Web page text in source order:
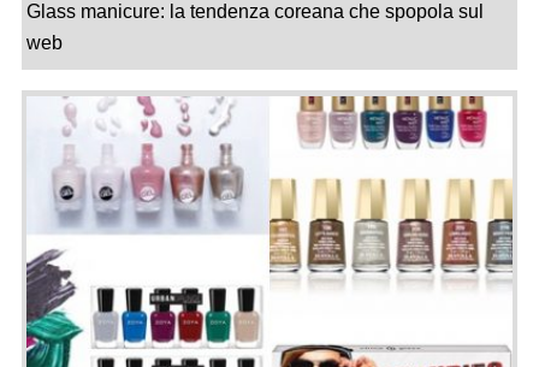
Glass manicure: la tendenza coreana che spopola sul
web